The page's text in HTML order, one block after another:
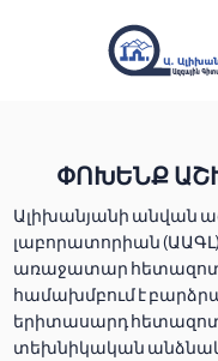
ՓՈԽԵՆՔ
Ալիխանյանի անվան
լաբորատորիան
առաջատար
համախմբում է
երիտասարդ
տեխնիկական